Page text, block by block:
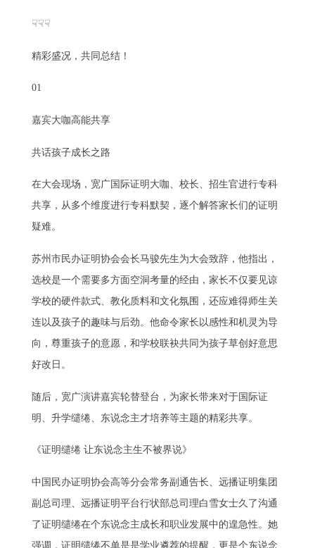
☟☟☟
精彩盛况，共同总结！
01
嘉宾大咖高能共享
共话孩子成长之路
在大会现场，宽广国际证明大咖、校长、招生官进行专科
共享，从多个维度进行专科默契，逐个解答家长们的证明
疑难。
苏州市民办证明协会会长马骏先生为大会致辞，他指出，
选校是一个需要多方面空洞考量的经由，家长不仅要见谅
学校的硬件款式、教化质料和文化氛围，还应难得师生关
连以及孩子的趣味与后劲。他命令家长以感性和机灵为导
向，尊重孩子的意愿，和学校联袂共同为孩子草创好意思
好改日。
随后，宽广演讲嘉宾轮替登台，为家长带来对于国际证
明、升学缱绻、东说念主才培养等主题的精彩共享。
《证明缱绻 让东说念主生不被界说》
中国民办证明协会高等分会常务副通告长、远播证明集团
副总司理、远播证明平台行状部总司理白雪女士久了沟通
了证明缱绻在个东说念主成长和职业发展中的遑急性。她
强调，证明缱绻不单是是学业遴荐的提醒，更是个东说念